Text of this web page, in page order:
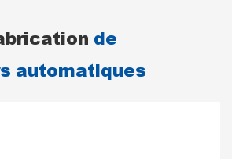
de
automatiques